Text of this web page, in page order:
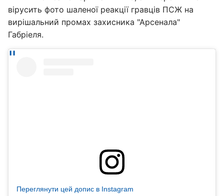
вірусить фото шаленої реакції гравців ПСЖ на
вирішальний промах захисника "Арсенала"
Габріеля.
Переглянути цей допис в Instagram